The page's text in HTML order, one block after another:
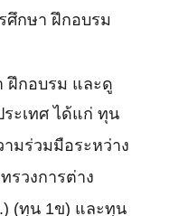
ศึกษา ฝึกอบรม
ฝึกอบรม และดู
ะเทศ ได้แก่ ทุน
มร่วมมือระหว่าง
รวงการต่าง
(ทุน 1ข) และทุน